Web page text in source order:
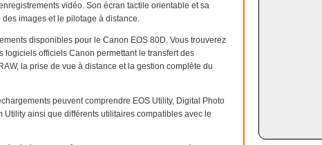
vidéo. Son écran tactile orientable et sa
images et le pilotage à distance.
disponibles pour le Canon EOS 80D. Vous trouverez
officiels Canon permettant le transfert des
la prise de vue à distance et la gestion complète du
peuvent comprendre EOS Utility, Digital Photo
Utility ainsi que différents utilitaires compatibles avec le